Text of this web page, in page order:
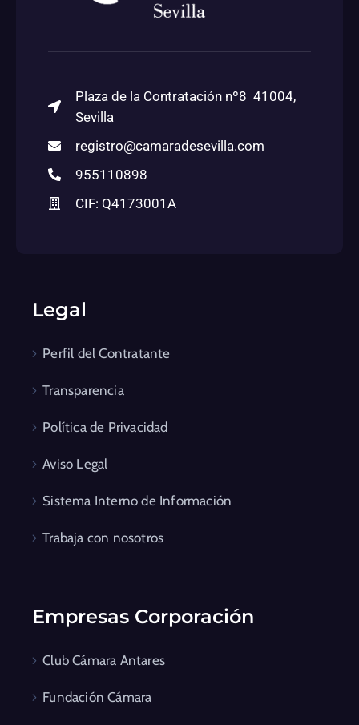
Plaza de la Contratación nº8 41004,
Sevilla
registro@camaradesevilla.com
955110898
CIF: Q4173001A
Legal
Perfil del Contratante
Transparencia
Política de Privacidad
Aviso Legal
Sistema Interno de Información
Trabaja con nosotros
Empresas Corporación
Club Cámara Antares
Fundación Cámara